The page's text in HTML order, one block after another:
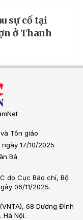
sự cố tại
ở Thanh
Tôn giáo
17/10/2025
Bá
do Cục Báo chí, Bộ
06/11/2025.
68 Dương Đình
Hà Nội.